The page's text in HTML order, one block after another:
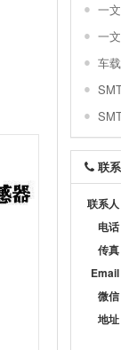
一
一
车
联
联系人
电话
传真
Email
微信
地址